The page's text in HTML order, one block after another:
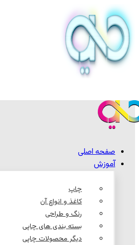
صفحه اصلی
آموزش
چاپ
کاغذ و انواع آن
رنگ و طراحی
بسته بندی های چاپی
دیگر محصولات چاپی